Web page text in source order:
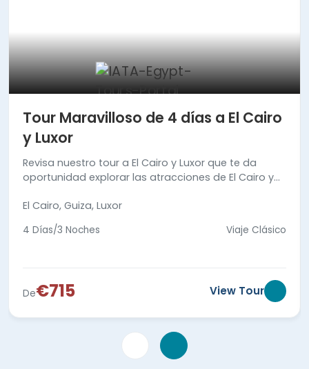
Tour Maravilloso de 4 días a El Cairo
y Luxor
Revisa nuestro tour a El Cairo y Luxor que te da
oportunidad explorar las atracciones de El Cairo y
El Cairo, Guiza, Luxor
4 Días/3 Noches Viaje Clásico
De€715 View Tour